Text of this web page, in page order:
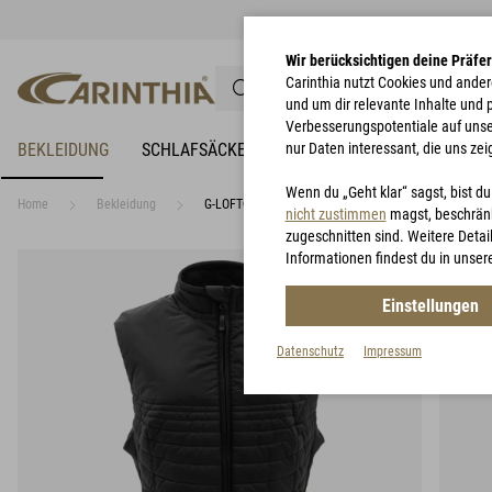
BEKLEIDUNG SCHLAFSÄCKE NÄSSESCHUTZ
Home Bekleidung G-LOFT® Ultra Vest Lady
Wir berücksichtigen deine
Carinthia nutzt Cookies und
und um dir relevante Inhalte und
Verbesserungspotentiale auf
nur Daten interessant, die uns
Wenn du „Geht klar“ sagst, bist
nicht zustimmen magst,
zugeschnitten sind. Weitere
Informationen findest du in
Einstellungen
Datenschutz Impressum